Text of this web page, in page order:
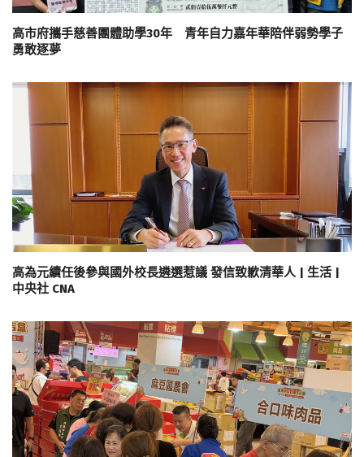
高市府攜手慈善團體助學30年 青年自力嘉年華陪伴弱勢學子
勇敢逐夢
高為元續任後參與國外校長遴選惹議 發信致歉清華人 | 生活 |
中央社 CNA